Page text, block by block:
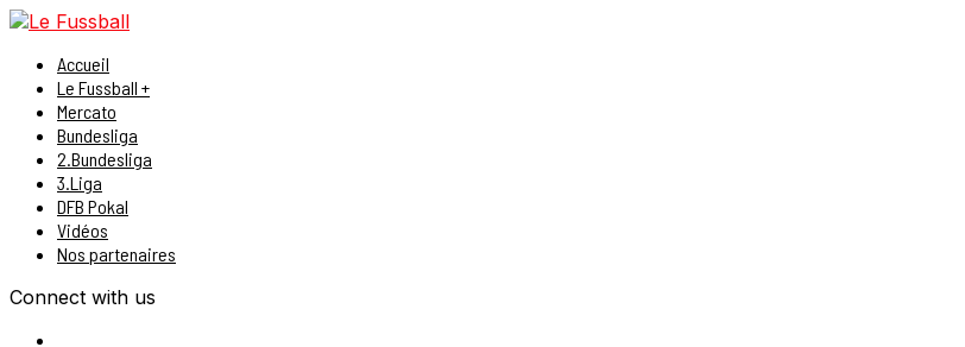
Accueil
Le Fussball +
Mercato
Bundesliga
2.Bundesliga
3.Liga
DFB Pokal
Vidéos
Nos partenaires
Connect with us